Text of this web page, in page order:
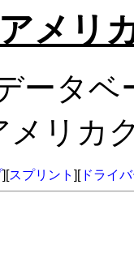
メリ
ータ
メリカ
][スプリント ][ドライ